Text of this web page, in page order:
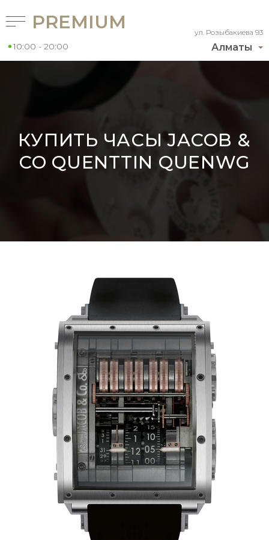
Алматы
ул. Розыбакиева 93
PREMIUM
10:00 - 20:00
КУПИТЬ ЧАСЫ JACOB &
CO QUENTTIN QUENWG